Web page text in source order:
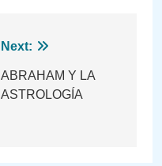
Next:
ABRAHAM Y LA
ASTROLOGÍA